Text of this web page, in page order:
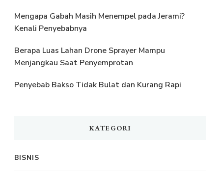
Mengapa Gabah Masih Menempel pada Jerami?
Kenali Penyebabnya
Berapa Luas Lahan Drone Sprayer Mampu
Menjangkau Saat Penyemprotan
Penyebab Bakso Tidak Bulat dan Kurang Rapi
KATEGORI
BISNIS